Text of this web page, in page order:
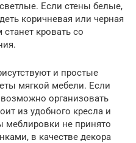
Если стены белые,
коричневая или черная
кровать со
и простые
мягкой мебели. Если
организовать
из удобного кресла и
меблировки не принято
в качестве декора